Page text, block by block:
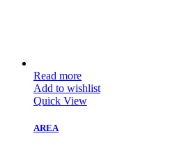
Read more
Add to wishlist
Quick View
AREA